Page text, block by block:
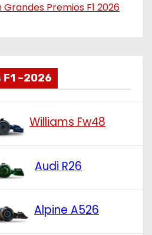
Premios F1 2026
~2026
Williams Fw48
Audi R26
Alpine A526